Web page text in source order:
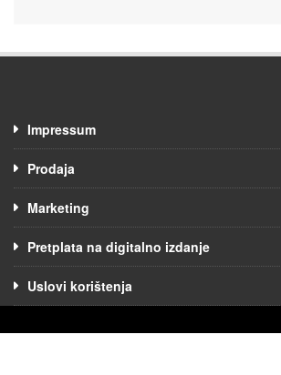
Impressum
Prodaja
Marketing
Pretplata na digitalno izdanje
Uslovi korištenja